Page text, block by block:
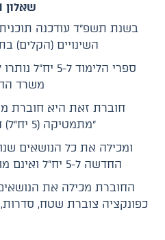
שאלון 571
השינויים (הקלים)
ספרי הלימוד ל-
משרד
חוברת זאת היא חוברת
״מתמטיקה (5 יח״ל) חלקים ב-1 וב-2
ומכילה את כל הנושאים
החדשה ל-5 יח״ל ואינם מופיעים בספר הלימוד.
החוברת מכילה את
כפונקציה צוברת שטח,